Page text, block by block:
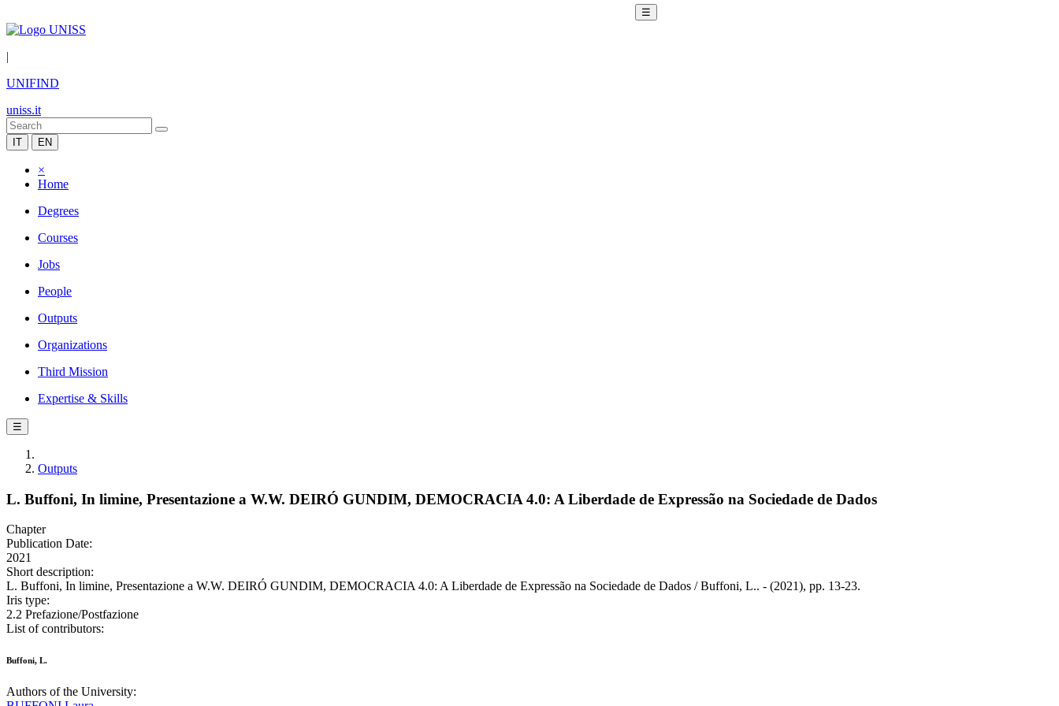
☰
|
UNIFIND
uniss.it
IT EN
×
Home
Degrees
Courses
Jobs
People
Outputs
Organizations
Third Mission
Expertise & Skills
☰
Outputs
L. Buffoni, In limine, Presentazione a W.W. DEIRÓ GUNDIM, DEMOCRACIA 4.0: A Liberdade de Expressão na Sociedade de Dados
Chapter
Publication Date:
2021
Short description:
L. Buffoni, In limine, Presentazione a W.W. DEIRÓ GUNDIM, DEMOCRACIA 4.0: A Liberdade de Expressão na Sociedade de Dados / Buffoni, L.. - (2021), pp. 13-23.
Iris type:
2.2 Prefazione/Postfazione
List of contributors:
Buffoni, L.
Authors of the University: